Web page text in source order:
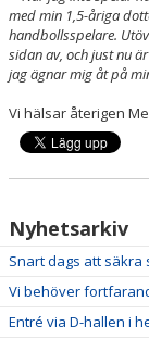
med min 1,5-åriga
handbollsspelare.
sidan av, och just nu
jag ägnar mig åt på
Vi hälsar återigen
Nyhetsarkiv
Snart dags att säkra
Vi behöver
Entré via D-hallen i